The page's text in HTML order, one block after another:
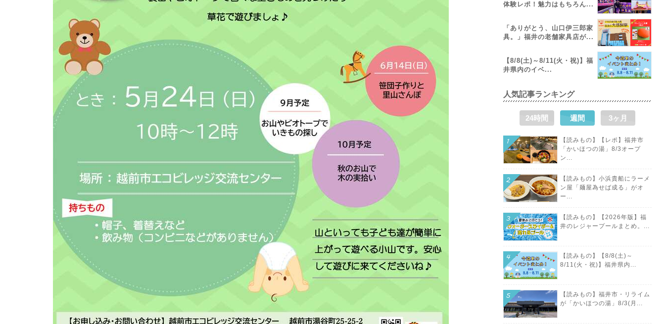
体験レポ！魅力はもちろん...
「ありがとう、山口伊三郎家
具。」福井の老舗家具店が...
【8/8(土)～8/11(火・祝)】福
井県内のイベ...
人気記事ランキング
24時間 週間 3ヶ月
【読みもの】【レポ】福井市
「かいほつの湯」8/3オープ
ン...
【読みもの】小浜貴船にラーメ
ン屋「麺屋為せば成る」がオ
ー...
【読みもの】【2026年版】福
井のレジャープールまとめ。...
【読みもの】【8/8(土)～
8/11(火・祝)】福井県内...
【読みもの】福井市・リライム
が「かいほつの湯」8/3(月...